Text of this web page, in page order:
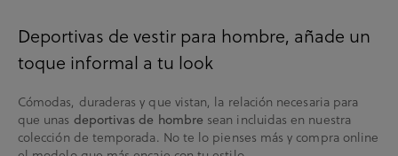
Deportivas de vestir para hombre, añade un
toque informal a tu look
Cómodas, duraderas y que vistan, la relación necesaria para
que unas deportivas de hombre sean incluidas en nuestra
colección de temporada. No te lo pienses más y compra online